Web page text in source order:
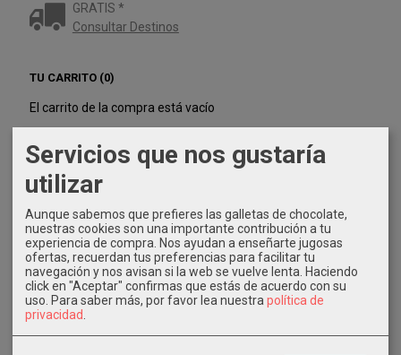
GRATIS *
Consultar Destinos
TU CARRITO (0)
El carrito de la compra está vacío
REDES SOCIALES
Twitter
Instagram
Facebook
Servicios que nos gustaría
utilizar
Aunque sabemos que prefieres las galletas de chocolate,
nuestras cookies son una importante contribución a tu
experiencia de compra. Nos ayudan a enseñarte jugosas
ofertas, recuerdan tus preferencias para facilitar tu
navegación y nos avisan si la web se vuelve lenta. Haciendo
click en "Aceptar" confirmas que estás de acuerdo con su
uso. Para saber más, por favor lea nuestra política de
privacidad